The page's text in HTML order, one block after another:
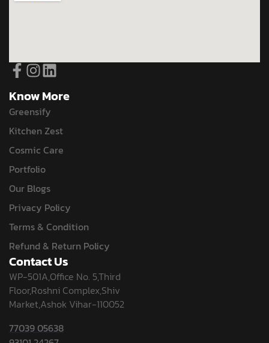
Know More
Greensify
Kitchen Zest
Cosmic Care
Portfolio
Our Blogs
Privacy Policy
Terms & Condition
Refund & Return Policy
Contact Us
WP-501A,Office No. 5,Third
Floor,Roshni Complex,Shiv
Market,Ashok Vihar-110052
77039 05638